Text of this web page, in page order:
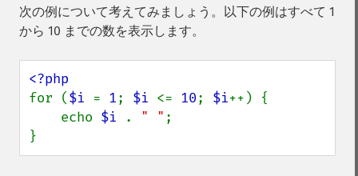
次の例について考えてみましょう。以下の例はすべて 1
から 10 までの数を表示します。
for ($i = 1; $i <= 10; $i++) {
    echo
$i . " " ;
}